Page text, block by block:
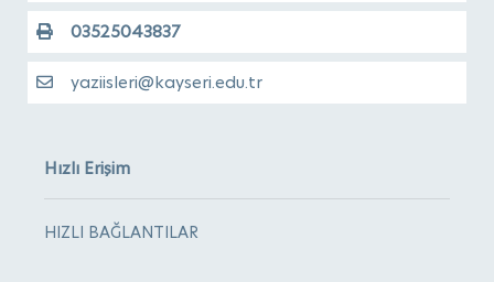
03525043837
yaziisleri@kayseri.edu.tr
Hızlı Erişim
HIZLI BAĞLANTILAR